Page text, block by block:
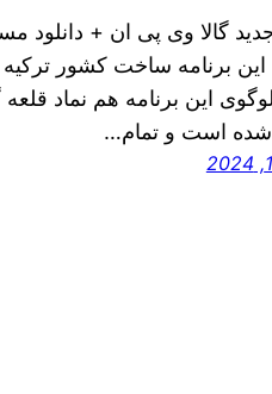
گالا وی پی ان + دانلود
این برنامه ساخت کشور
این برنامه هم نماد قلعه
شده است و تمام…